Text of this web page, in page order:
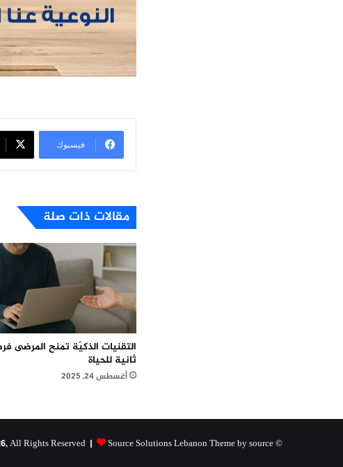
فيسبوك
مقالات ذات صلة
التقنيات الذكيّة تمنح المرضى
ثانية للحياة
أغسطس 24, 2025
© Copyright 2026, All Rights Reserved |
Source Solutions Lebanon Theme by source